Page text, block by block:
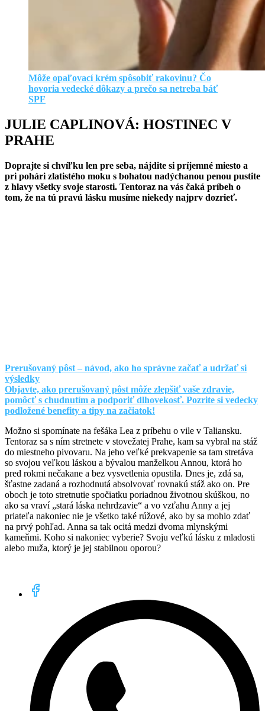
Môže opaľovací krém spôsobiť rakovinu? Čo
hovoria vedecké dôkazy a prečo sa netreba báť
SPF
JULIE CAPLINOVÁ: HOSTINEC V
PRAHE
Doprajte si chvíľku len pre seba, nájdite si príjemné miesto a
pri pohári zlatistého moku s bohatou nadýchanou penou pustite
z hlavy všetky svoje starosti. Tentoraz na vás čaká príbeh o
tom, že na tú pravú lásku musíme niekedy najprv dozrieť.
Prerušovaný pôst – návod, ako ho správne začať a udržať si
výsledky
Objavte, ako prerušovaný pôst môže zlepšiť vaše zdravie,
pomôcť s chudnutím a podporiť dlhovekosť. Pozrite si vedecky
podložené benefity a tipy na začiatok!
Možno si spomínate na fešáka Lea z príbehu o vile v Taliansku.
Tentoraz sa s ním stretnete v stovežatej Prahe, kam sa vybral na stáž
do miestneho pivovaru. Na jeho veľké prekvapenie sa tam stretáva
so svojou veľkou láskou a bývalou manželkou Annou, ktorá ho
pred rokmi nečakane a bez vysvetlenia opustila. Dnes je, zdá sa,
šťastne zadaná a rozhodnutá absolvovať rovnakú stáž ako on. Pre
oboch je toto stretnutie spočiatku poriadnou životnou skúškou, no
ako sa vraví „stará láska nehrdzavie“ a vo vzťahu Anny a jej
priateľa nakoniec nie je všetko také rúžové, ako by sa mohlo zdať
na prvý pohľad. Anna sa tak ocitá medzi dvoma mlynskými
kameňmi. Koho si nakoniec vyberie? Svoju veľkú lásku z mladosti
alebo muža, ktorý je jej stabilnou oporou?